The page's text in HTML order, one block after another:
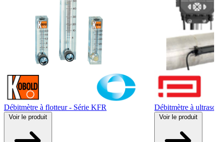
Débitmètre à flotteur - Série KFR
Voir le produit
Débitmètre à
Voir le produit